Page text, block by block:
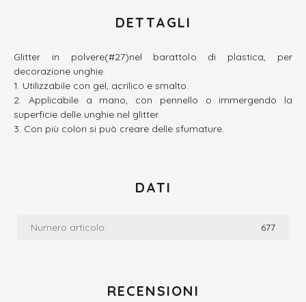
DETTAGLI
Glitter in polvere(#27)nel barattolo di plastica, per
decorazione unghie.
Utilizzabile con gel, acrilico e smalto.
Applicabile a mano, con pennello o immergendo la
superficie delle unghie nel glitter.
Con più colori si può creare delle sfumature.
DATI
Numero articolo: 677
RECENSIONI